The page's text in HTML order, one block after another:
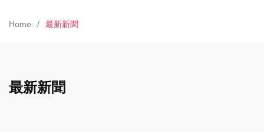
Home 最新新聞
最新新聞